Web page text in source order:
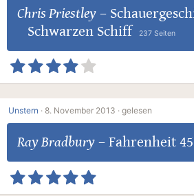
Chris Priestley–
Schwarzen Schiff
237 Seiten
Unstern · 8. November 2013 · gelesen
Ray Bradbury– Fahrenheit